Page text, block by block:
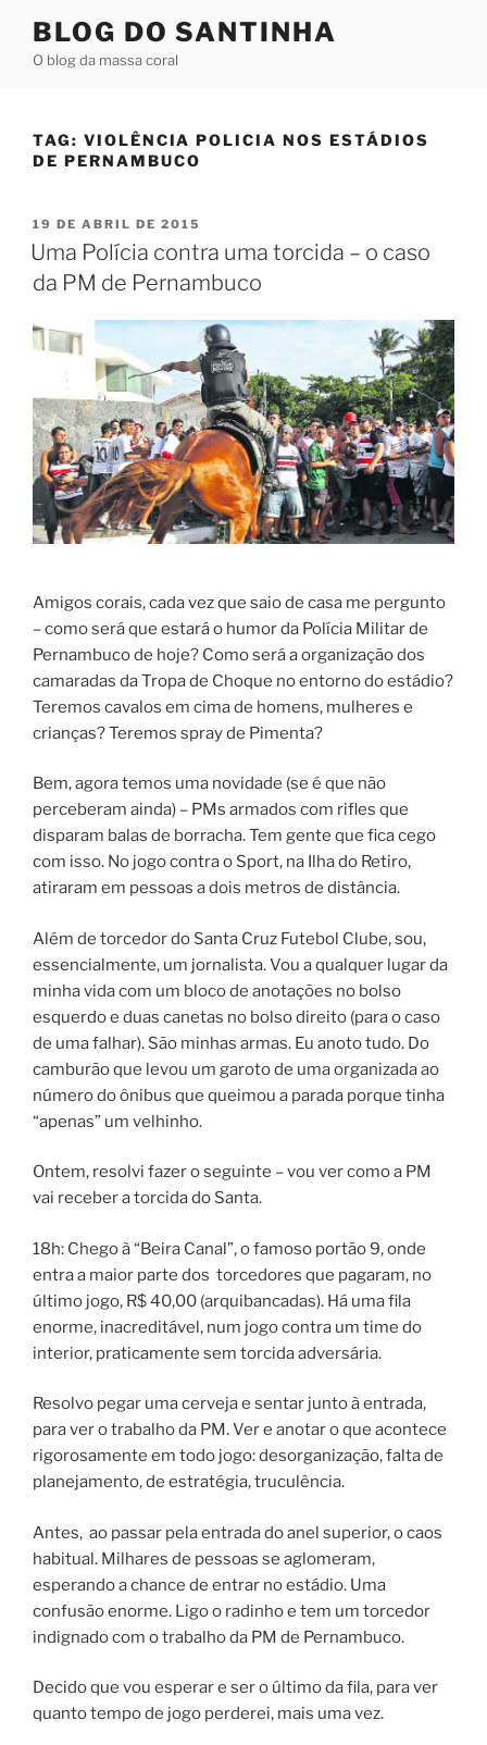
BLOG DO SANTINHA
O blog da massa coral
TAG: VIOLÊNCIA POLICIA NOS ESTÁDIOS
DE PERNAMBUCO
PUBLICADO
EM
19 DE ABRIL DE 2015
Uma Polícia contra uma torcida – o caso
da PM de Pernambuco
Amigos corais, cada vez que saio de casa me pergunto
– como será que estará o humor da Polícia Militar de
Pernambuco de hoje? Como será a organização dos
camaradas da Tropa de Choque no entorno do estádio?
Teremos cavalos em cima de homens, mulheres e
crianças? Teremos spray de Pimenta?
Bem, agora temos uma novidade (se é que não
perceberam ainda) – PMs armados com rifles que
disparam balas de borracha. Tem gente que fica cego
com isso. No jogo contra o Sport, na Ilha do Retiro,
atiraram em pessoas a dois metros de distância.
Além de torcedor do Santa Cruz Futebol Clube, sou,
essencialmente, um jornalista. Vou a qualquer lugar da
minha vida com um bloco de anotações no bolso
esquerdo e duas canetas no bolso direito (para o caso
de uma falhar). São minhas armas. Eu anoto tudo. Do
camburão que levou um garoto de uma organizada ao
número do ônibus que queimou a parada porque tinha
“apenas” um velhinho.
Ontem, resolvi fazer o seguinte – vou ver como a PM
vai receber a torcida do Santa.
18h: Chego à “Beira Canal”, o famoso portão 9, onde
entra a maior parte dos torcedores que pagaram, no
último jogo, R$ 40,00 (arquibancadas). Há uma fila
enorme, inacreditável, num jogo contra um time do
interior, praticamente sem torcida adversária.
Resolvo pegar uma cerveja e sentar junto à entrada,
para ver o trabalho da PM. Ver e anotar o que acontece
rigorosamente em todo jogo: desorganização, falta de
planejamento, de estratégia, truculência.
Antes, ao passar pela entrada do anel superior, o caos
habitual. Milhares de pessoas se aglomeram,
esperando a chance de entrar no estádio. Uma
confusão enorme. Ligo o radinho e tem um torcedor
indignado com o trabalho da PM de Pernambuco.
Decido que vou esperar e ser o último da fila, para ver
quanto tempo de jogo perderei, mais uma vez.